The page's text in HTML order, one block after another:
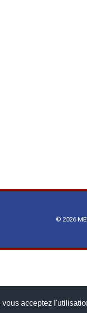
acceptez
© 2026